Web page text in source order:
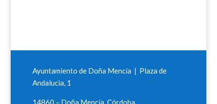
Ayuntamiento de Doña Mencía | Plaza de
Andalucia, 1